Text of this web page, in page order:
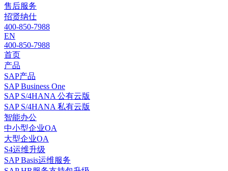
售后服务
招贤纳仕
400-850-7988
EN
400-850-7988
首页
产品
SAP产品
SAP Business One
SAP S/4HANA 公有云版
SAP S/4HANA 私有云版
智能办公
中小型企业OA
大型企业OA
S4运维升级
SAP Basis运维服务